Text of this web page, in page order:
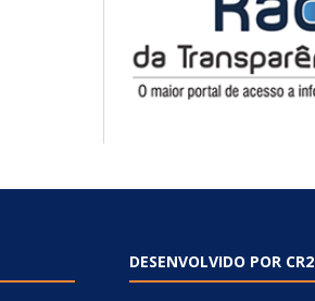
DESENVOLVIDO POR CR2